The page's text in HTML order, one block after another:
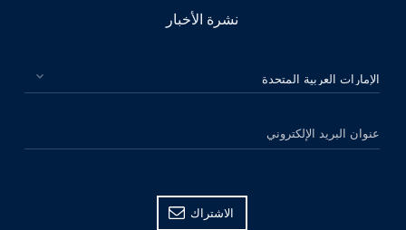
نشرة الأخبار
الرجاء اختيار بلدك
عنوان البريد الإلكتروني
الاشتراك